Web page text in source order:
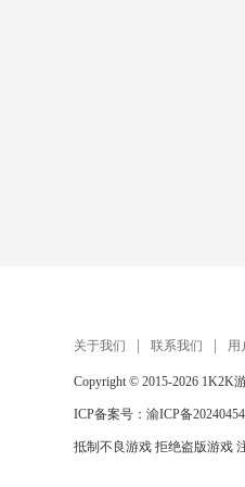
关于我们 联系我们 用
Copyright © 2015-2026 1K2K
ICP备案号： 渝ICP备
抵制不良游戏 拒绝盗版游戏